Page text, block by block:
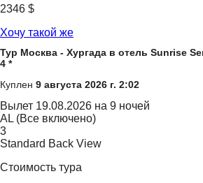
2346 $
Хочу такой же
Тур Москва - Хургада в отель Sunrise
4 *
Куплен 9 августа 2026 г. 2:02
Вылет 19.08.2026 на 9 ночей
AL (Все включено)
3
Standard Back View
Стоимость тура